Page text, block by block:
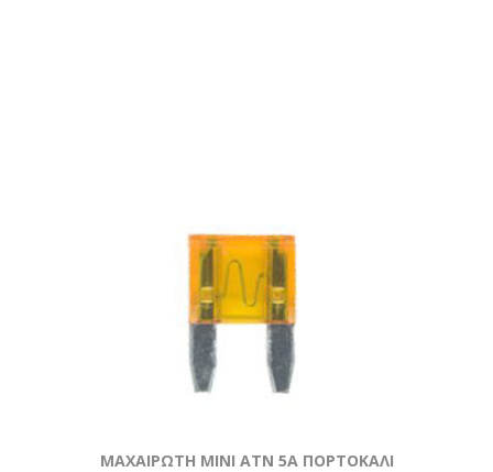
ΜΑΧΑΙΡΩΤΗ ΜΙΝΙ ATN 5Α ΠΟΡΤΟΚΑΛΙ